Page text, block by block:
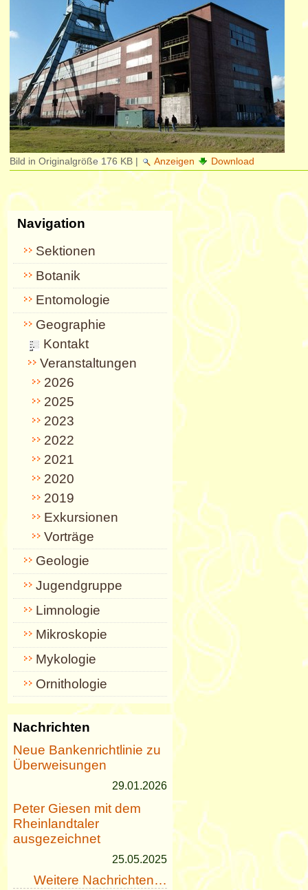
Bild in Originalgröße 176 KB | Anzeigen Download
Navigation
Sektionen
Botanik
Entomologie
Geographie
Kontakt
Veranstaltungen
2026
2025
2023
2022
2021
2020
2019
Exkursionen
Vorträge
Geologie
Jugendgruppe
Limnologie
Mikroskopie
Mykologie
Ornithologie
Nachrichten
Neue Bankenrichtlinie zu
Überweisungen
29.01.2026
Peter Giesen mit dem
Rheinlandtaler
ausgezeichnet
25.05.2025
Weitere Nachrichten…